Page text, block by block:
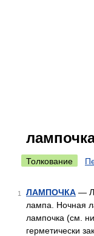
Толкование
1 ЛАМПОЧКА —
лампа. Ночная
лампочка (см.
герметически